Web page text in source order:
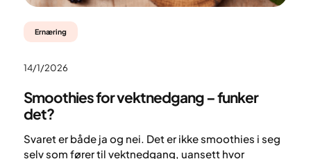
Ernæring
14/1/2026
Smoothies for vektnedgang – funker
det?
Svaret er både ja og nei. Det er ikke smoothies i seg
selv som fører til vektnedgang, uansett hvor